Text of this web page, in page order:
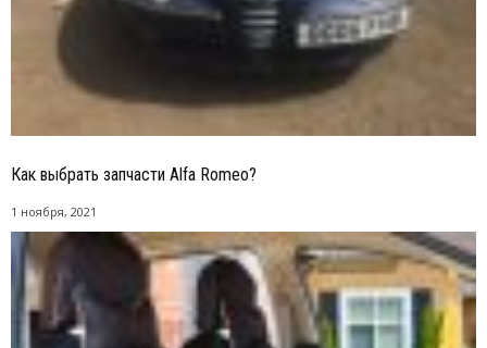
Как выбрать запчасти Alfa Romeo?
1 ноября, 2021